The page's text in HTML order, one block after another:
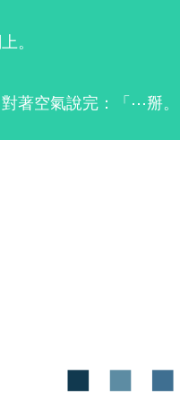
。
著空氣說完：「⋯掰